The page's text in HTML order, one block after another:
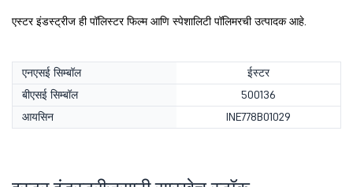
एस्टर इंडस्ट्रीज ही पॉलिस्टर फिल्म आणि स्पेशालिटी पॉलिमरची उत्पादक आहे.
एनएसई सिम्बॉल
ईस्टर
बीएसई सिम्बॉल
500136
आयसिन
INE778B01029